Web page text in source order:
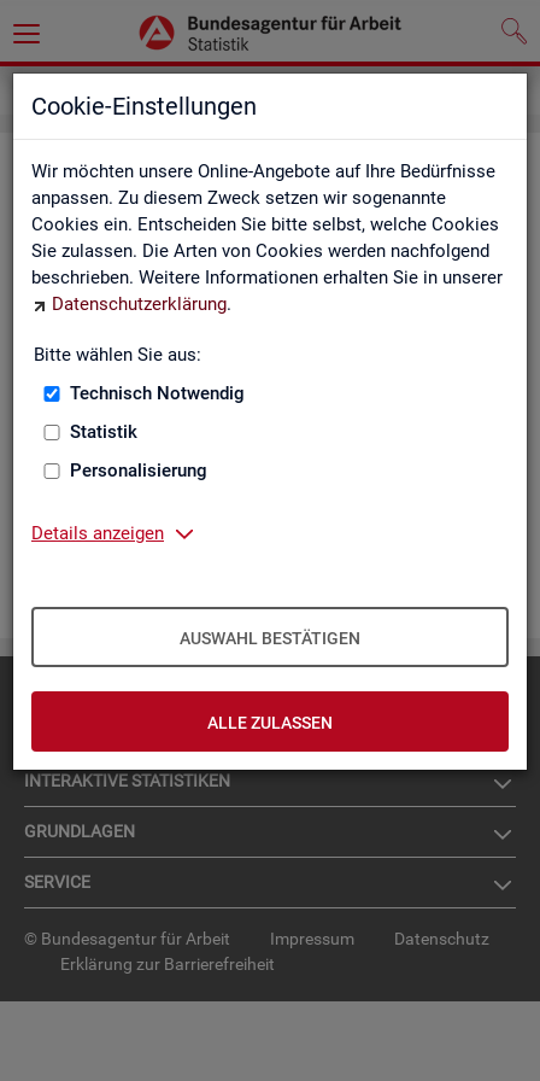
Cookie-Einstellungen
Wir möchten unsere Online-Angebote auf Ihre Bedürfnisse
anpassen. Zu diesem Zweck setzen wir sogenannte
Cookies ein. Entscheiden Sie bitte selbst, welche Cookies
Sie zulassen. Die Arten von Cookies werden nachfolgend
beschrieben. Weitere Informationen erhalten Sie in unserer
Datenschutzerklärung.
Bitte wählen Sie aus:
Technisch Notwendig
Statistik
Personalisierung
Details anzeigen
AUSWAHL BESTÄTIGEN
ALLE ZULASSEN
News­let­ter Sta­tis­tik und Ar­beits­
markt­be­richt­erstat­tung der BA
Mit dem mo­nat­li­chen News­let­ter in­for­mie­ren wir Sie über
ver­schie­de­ne The­men und ak­tu­el­le Ent­wick­lun­gen.
ak­tu­el­le Be­rich­te, wie z. B. den Mo­nats­be­richt und den BA-
neue Ver­öf­fent­li­chun­gen,
Son­der­be­rich­te,
an­de­re Neu­ig­kei­ten aus der Sta­tis­tik.
Die­ser Ser­vice ist selbst­ver­ständ­lich kos­ten­los.
IN­TER­AK­TI­VE STA­TIS­TI­KEN
GRUND­LA­GEN
SER­VICE
© Bundesagentur für Arbeit Impressum
Datenschutz
Erklärung zur Barrierefreiheit